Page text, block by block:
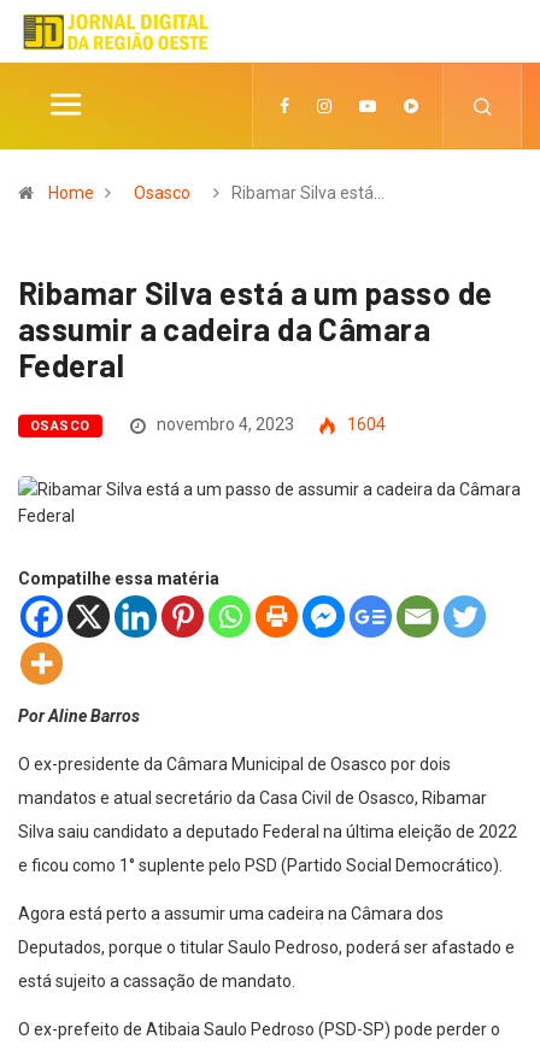
Home Osasco Ribamar Silva está…
Ribamar Silva está a um passo de
assumir a cadeira da Câmara
Federal
OSASCO novembro 4, 2023 1604
Compatilhe essa matéria
Por Aline Barros
O ex-presidente da Câmara Municipal de Osasco por dois
mandatos e atual secretário da Casa Civil de Osasco, Ribamar
Silva saiu candidato a deputado Federal na última eleição de 2022
e ficou como 1° suplente pelo PSD (Partido Social Democrático).
Agora está perto a assumir uma cadeira na Câmara dos
Deputados, porque o titular Saulo Pedroso, poderá ser afastado e
está sujeito a cassação de mandato.
O ex-prefeito de Atibaia Saulo Pedroso (PSD-SP) pode perder o